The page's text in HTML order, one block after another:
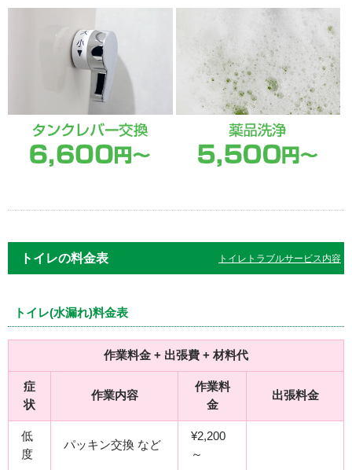
トイレの料金表 トイレトラブルサービス内容
トイレ(水漏れ)料金表
作業料金 + 出張費 + 材料代
症
状
作業内容
作業料
金
出張料金
低
度
パッキン交換 など
¥2,200
～